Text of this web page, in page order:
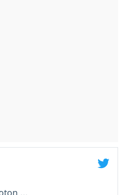
...